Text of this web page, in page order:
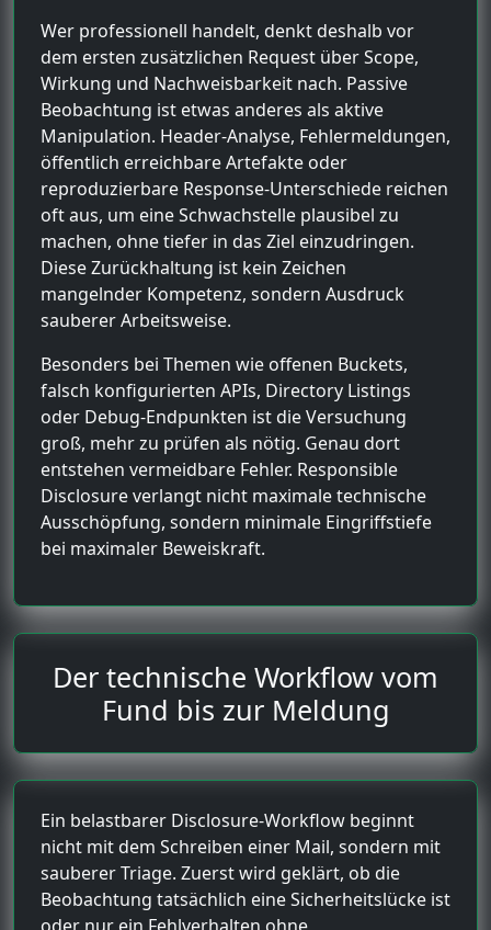
Wer professionell handelt, denkt deshalb vor
dem ersten zusätzlichen Request über Scope,
Wirkung und Nachweisbarkeit nach. Passive
Beobachtung ist etwas anderes als aktive
Manipulation. Header-Analyse, Fehlermeldungen,
öffentlich erreichbare Artefakte oder
reproduzierbare Response-Unterschiede reichen
oft aus, um eine Schwachstelle plausibel zu
machen, ohne tiefer in das Ziel einzudringen.
Diese Zurückhaltung ist kein Zeichen
mangelnder Kompetenz, sondern Ausdruck
sauberer Arbeitsweise.
Besonders bei Themen wie offenen Buckets,
falsch konfigurierten APIs, Directory Listings
oder Debug-Endpunkten ist die Versuchung
groß, mehr zu prüfen als nötig. Genau dort
entstehen vermeidbare Fehler. Responsible
Disclosure verlangt nicht maximale technische
Ausschöpfung, sondern minimale Eingriffstiefe
bei maximaler Beweiskraft.
Der technische Workflow vom
Fund bis zur Meldung
Ein belastbarer Disclosure-Workflow beginnt
nicht mit dem Schreiben einer Mail, sondern mit
sauberer Triage. Zuerst wird geklärt, ob die
Beobachtung tatsächlich eine Sicherheitslücke ist